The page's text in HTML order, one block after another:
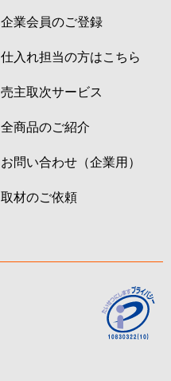
企業会員のご登録
仕入れ担当の方はこちら
売主取次サービス
全商品のご紹介
お問い合わせ（企業用）
取材のご依頼